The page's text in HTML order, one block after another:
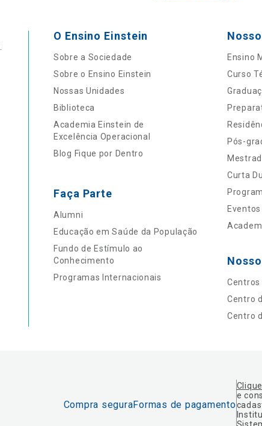
O Ensino Einstein
Sobre a Sociedade
Sobre o Ensino Einstein
Nossas Unidades
Biblioteca
Academia Einstein de
Excelência Operacional
Blog Fique por Dentro
Faça Parte
Alumni
Educação em Saúde da População
Fundo de Estímulo ao
Conhecimento
Programas Internacionais
Ensino
Curso
Pós-
Curta
Centros
Centro
Centro
Compra seguraFormas de pagamento
e